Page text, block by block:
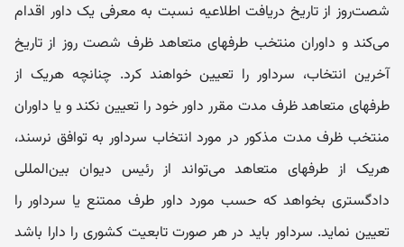
شصت‌روز از تاریخ دریافت اطلاعیه نسبت به معرفی یک داور اقدام
می‌کند و داوران منتخب طرفهای متعاهد ظرف شصت روز از تاریخ
آخرین انتخاب، سرداور را تعیین خواهند کرد. چنانچه هریک از
طرفهای متعاهد ظرف مدت مقرر داور خود را تعیین نکند و یا داوران
منتخب ظرف مدت مذکور در مورد انتخاب سرداور به توافق نرسند،
هریک از طرفهای متعاهد می‌تواند از رئیس دیوان بین‌المللی
دادگستری بخواهد که حسب مورد داور طرف ممتنع یا سرداور را
تعیین نماید. سرداور باید در هر صورت تابعیت کشوری را دارا باشد